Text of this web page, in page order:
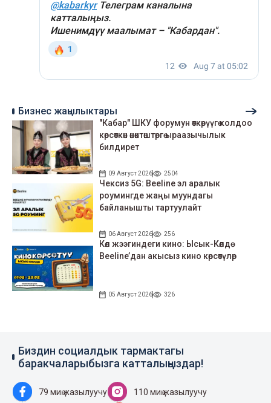
Бизнес жаңылыктары
"Кабар" ШКУ форумун өткөрүүгө колдоо
көрсөткөн өнөктөштөргө ыраазычылык
билдирет
09 Август 2026 2504
Чексиз 5G: Beeline эл аралык
роумингде жаңы муундагы
байланышты тартуулайт
06 Август 2026 256
Көл жээгиндеги кино: Ысык-Көлдө
Beeline’дан акысыз кино көрсөтүлөр
05 Август 2026 326
Биздин социалдык тармактагы
баракчаларыбызга катталыңыздар!
79 миң жазылуучу 110 миң жазылуучу